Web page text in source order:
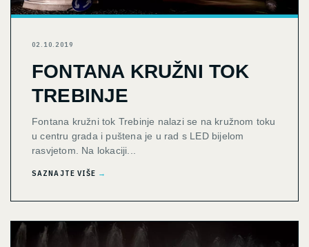
02.10.2019
FONTANA KRUŽNI TOK
TREBINJE
Fontana kružni tok Trebinje nalazi se na kružnom toku
u centru grada i puštena je u rad s LED bijelom
rasvjetom. Na lokaciji...
SAZNAJTE VIŠE →